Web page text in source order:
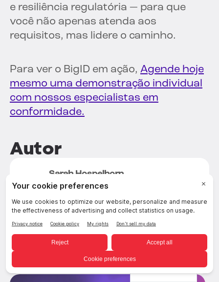
e resiliência regulatória — para que
você não apenas atenda aos
requisitos, mas lidere o caminho.
Para ver o BigID em ação, Agende hoje
mesmo uma demonstração individual
com nossos especialistas em
conformidade.
Autor
Sarah Hospelhorn
Diretor de Marketing
concentra-se na estratégia por trás da
resolução de problemas em segurança
de dados e na narrativa que impulsiona a
tecnologia há mais de 20 anos, com
experiência em software empresarial,
hardware e criptografia.
Portuguese